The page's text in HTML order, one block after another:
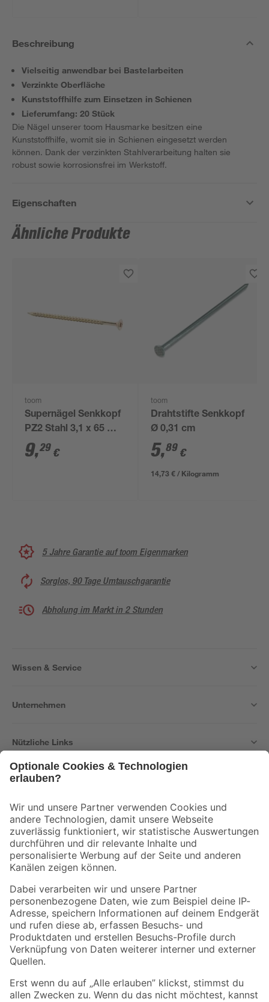
Beschreibung
Vielseitig anwendbar bei Bastelarbeiten
Verzinkte Oberfläche
Kunststoffhilfe zum Einsetzen in Schienen
Lieferumfang: 20 Stück
Die Nägel unserer toom Hausmarke besitzen eine
Kunststoffhilfe, womit sie in Schienen eingesetzt werden
können. Dank der verzinkten Stahlverarbeitung halten sie
robust sowie korrosionsfrei im Werkstoff.
Eigenschaften
Ähnliche Produkte
toom
Supernägel Senkkopf
PZ2 Stahl 3,1 x 65 mm
100 Stück
9,29 €
toom
Drahtstifte Senkkopf
Ø 0,31 cm
5,89 €
14,73 € / Kilogramm
5 Jahre Garantie auf toom Eigenmarken
Sorglos, 90 Tage Umtauschgarantie
Abholung im Markt in 2 Stunden
Wissen & Service
Unternehmen
Nützliche Links
Der toom Newsletter: Keine Angebote und Aktionen mehr verpassen!
Zur Newsletter Anmeldung
Folge uns
Zahlungsarten Versandarten
Sicher einkaufen